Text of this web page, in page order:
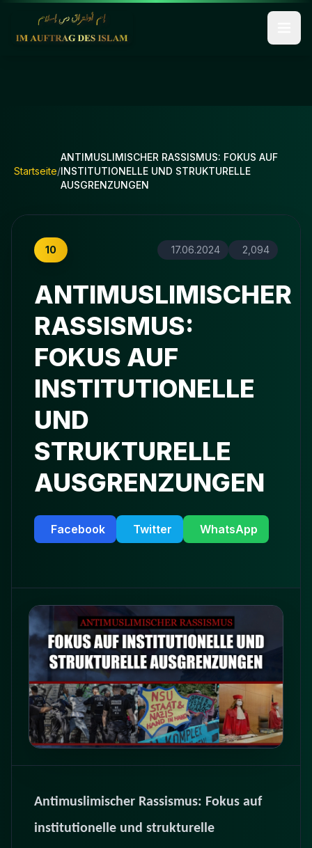
Startseite/
ANTIMUSLIMISCHER RASSISMUS: FOKUS AUF
INSTITUTIONELLE UND STRUKTURELLE
AUSGRENZUNGEN
10 17.06.2024 2,094
ANTIMUSLIMISCHER
RASSISMUS:
FOKUS AUF
INSTITUTIONELLE
UND
STRUKTURELLE
AUSGRENZUNGEN
Facebook Twitter WhatsApp
Antimuslimischer Rassismus: Fokus auf
institutionelle und strukturelle